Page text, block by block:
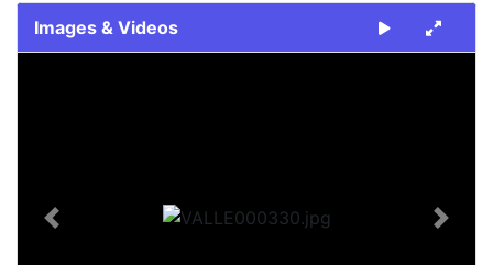
Images & Videos
Previous Next